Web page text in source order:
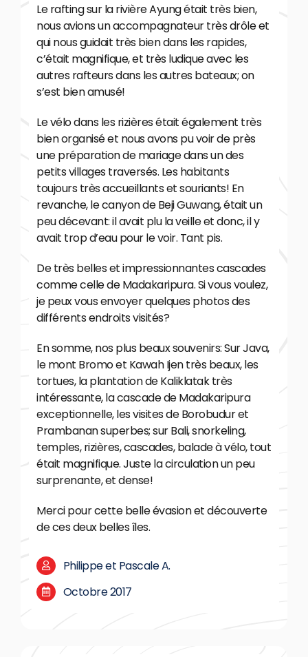
Le rafting sur la rivière Ayung était très bien,
nous avions un accompagnateur très drôle et
qui nous guidait très bien dans les rapides,
c’était magnifique, et très ludique avec les
autres rafteurs dans les autres bateaux; on
s’est bien amusé!
Le vélo dans les rizières était également très
bien organisé et nous avons pu voir de près
une préparation de mariage dans un des
petits villages traversés. Les habitants
toujours très accueillants et souriants! En
revanche, le canyon de Beji Guwang, était un
peu décevant: il avait plu la veille et donc, il y
avait trop d’eau pour le voir. Tant pis.
De très belles et impressionnantes cascades
comme celle de Madakaripura. Si vous voulez,
je peux vous envoyer quelques photos des
différents endroits visités?
En somme, nos plus beaux souvenirs: Sur Java,
le mont Bromo et Kawah Ijen très beaux, les
tortues, la plantation de Kaliklatak très
intéressante, la cascade de Madakaripura
exceptionnelle, les visites de Borobudur et
Prambanan superbes; sur Bali, snorkeling,
temples, rizières, cascades, balade à vélo, tout
était magnifique. Juste la circulation un peu
surprenante, et dense!
Merci pour cette belle évasion et découverte
de ces deux belles îles.
Philippe et Pascale A.
Octobre 2017